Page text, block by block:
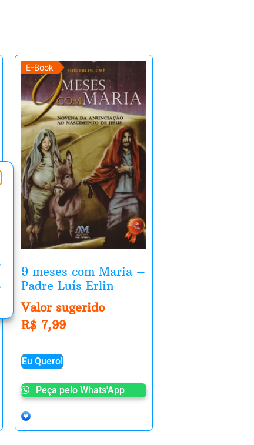
E-Book
9 meses com Maria –
Padre Luís Erlin
Valor sugerido
R$ 7,99
Eu Quero!
Peça pelo Whats'App